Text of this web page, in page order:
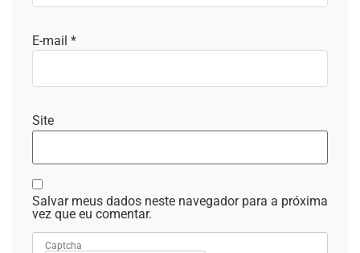
E-mail *
Site
Salvar meus dados neste navegador para a próxima
vez que eu comentar.
Captcha